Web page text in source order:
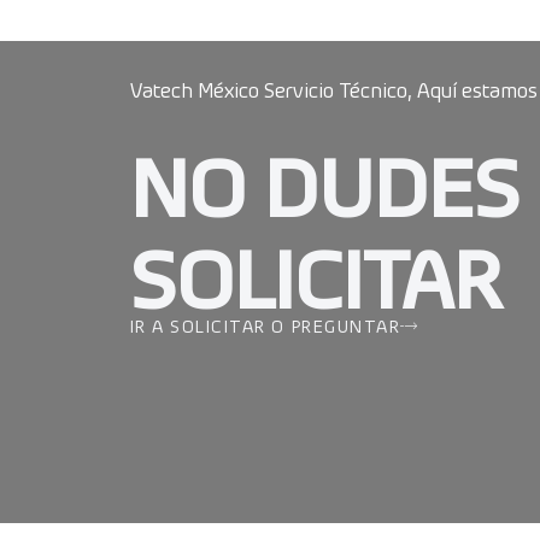
Vatech México Servicio Técnico, Aquí estamos
NO DUDES
SOLICITAR
IR A SOLICITAR O PREGUNTAR